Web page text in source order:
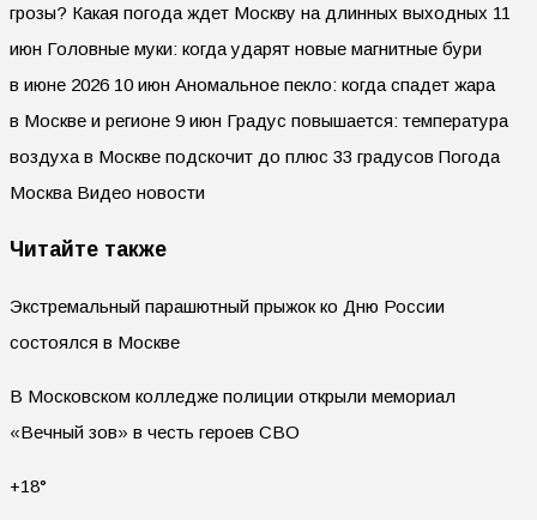
грозы? Какая погода ждет Москву на длинных выходных 11
июн Головные муки: когда ударят новые магнитные бури
в июне 2026 10 июн Аномальное пекло: когда спадет жара
в Москве и регионе 9 июн Градус повышается: температура
воздуха в Москве подскочит до плюс 33 градусов Погода
Москва Видео новости
Читайте также
Экстремальный парашютный прыжок ко Дню России
состоялся в Москве
В Московском колледже полиции открыли мемориал
«Вечный зов» в честь героев СВО
+18°